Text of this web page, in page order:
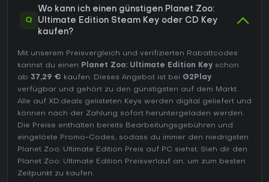
Q
Wo kann ich einen günstigen Planet Zoo:
Ultimate Edition Steam Key oder CD Key
kaufen?
Mit unserem Preisvergleich und verifizierten Rabattcodes
kannst du einen Planet Zoo: Ultimate Edition Key schon
ab 37,29 € kaufen. Dieses Angebot ist bei G2Play
verfügbar und gehört zu den günstigsten auf dem Markt.
Alle auf XD.deals gelisteten Keys werden digital geliefert und
können nach der Zahlung sofort heruntergeladen werden.
Die Preise enthalten bereits Bearbeitungsgebühren und
eingelöste Promo-Codes, sodass du immer den niedrigsten
Planet Zoo: Ultimate Edition Preis auf PC siehst. Sieh dir den
Planet Zoo: Ultimate Edition Preisverlauf an, um zum besten
Zeitpunkt zu kaufen.